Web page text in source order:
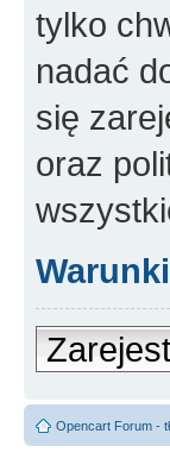
tylko
nadać
się
oraz
Opencart Forum -